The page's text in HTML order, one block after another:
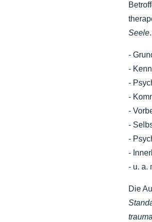
Seele.
-
-
-
-
-
-
-
-
- u. a.
Die